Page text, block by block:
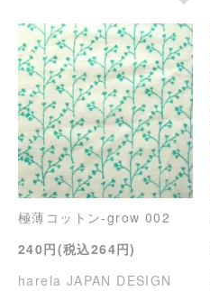
極薄コットン-grow 002
240円(税込264円)
harela JAPAN DESIGN